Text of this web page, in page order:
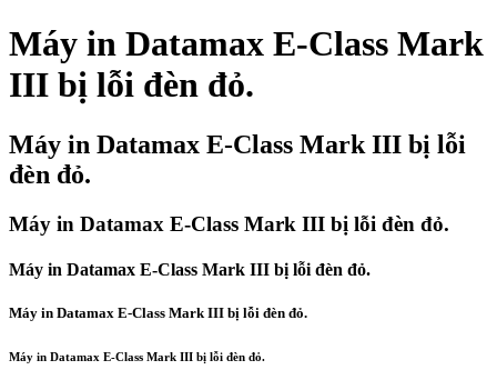
Máy in Datamax E-Class Mark
III bị lỗi đèn đỏ.
Máy in Datamax E-Class Mark III bị lỗi
đèn đỏ.
Máy in Datamax E-Class Mark III bị lỗi đèn đỏ.
Máy in Datamax E-Class Mark III bị lỗi đèn đỏ.
Máy in Datamax E-Class Mark III bị lỗi đèn đỏ.
Máy in Datamax E-Class Mark III bị lỗi đèn đỏ.